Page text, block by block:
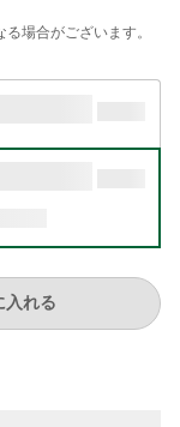
場合がございます。
入れる